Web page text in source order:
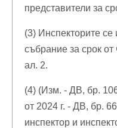
представители за
(3) Инспекторите
събрание за срок
ал. 2.
(4) (Изм. - ДВ, бр.
от 2024 г. - ДВ, бр.
инспектор и